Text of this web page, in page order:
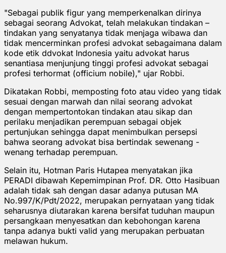
"Sebagai publik figur yang memperkenalkan dirinya
sebagai seorang Advokat, telah melakukan tindakan –
tindakan yang senyatanya tidak menjaga wibawa dan
tidak mencerminkan profesi advokat sebagaimana dalam
kode etik ddvokat Indonesia yaitu advokat harus
senantiasa menjunjung tinggi profesi advokat sebagai
profesi terhormat (officium nobile)," ujar Robbi.
Dikatakan Robbi, memposting foto atau video yang tidak
sesuai dengan marwah dan nilai seorang advokat
dengan mempertontokan tindakan atau sikap dan
perilaku menjadikan perempuan sebagai objek
pertunjukan sehingga dapat menimbulkan persepsi
bahwa seorang advokat bisa bertindak sewenang -
wenang terhadap perempuan.
Selain itu, Hotman Paris Hutapea menyatakan jika
PERADI dibawah Kepemimpinan Prof. DR. Otto Hasibuan
adalah tidak sah dengan dasar adanya putusan MA
No.997/K/Pdt/2022, merupakan pernyataan yang tidak
seharusnya diutarakan karena bersifat tuduhan maupun
persangkaan menyesatkan dan kebohongan karena
tanpa adanya bukti valid yang merupakan perbuatan
melawan hukum.